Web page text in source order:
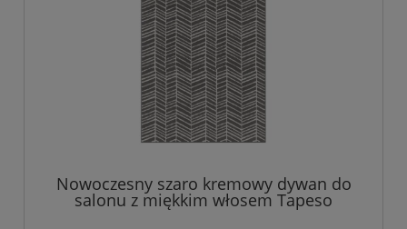
Nowoczesny szaro kremowy dywan do
salonu z miękkim włosem Tapeso
120x160cm